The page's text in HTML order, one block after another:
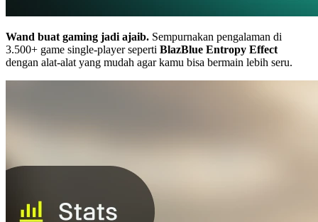
Wand buat gaming jadi ajaib. Sempurnakan pengalaman di
3.500+ game single-player seperti BlazBlue Entropy Effect
dengan alat-alat yang mudah agar kamu bisa bermain lebih seru.